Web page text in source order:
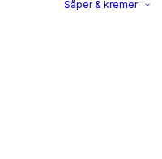
Såper & kremer